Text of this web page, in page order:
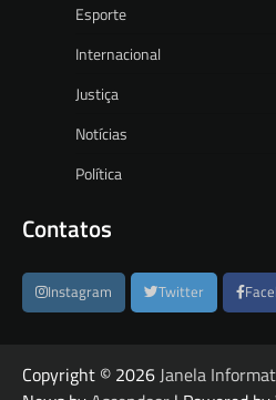
Esporte
Internacional
Justiça
Notícias
Política
Contatos
Instagram Twitter
Copyright © 2026 Janela